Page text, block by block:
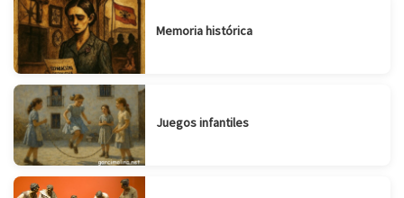
Memoria histórica
Juegos infantiles